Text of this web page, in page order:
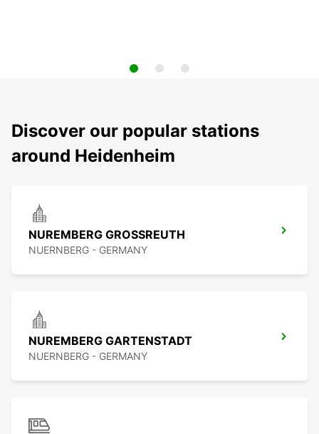
Discover our popular stations
around Heidenheim
NUREMBERG GROSSREUTH
NUERNBERG - GERMANY
NUREMBERG GARTENSTADT
NUERNBERG - GERMANY